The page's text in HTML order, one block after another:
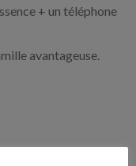
+ un téléphone
avantageuse.